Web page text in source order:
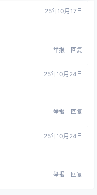
25年10月17日
举报 回复
25年10月24日
举报 回复
25年10月24日
举报 回复